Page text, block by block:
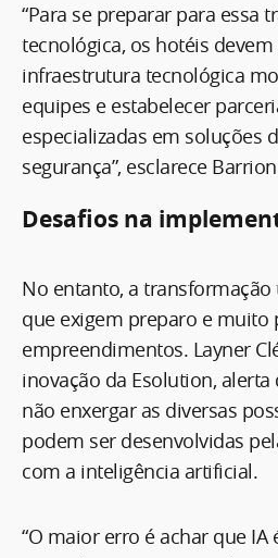
“Para se preparar para essa
tecnológica, os hotéis
infraestrutura tecnológica
equipes e estabelecer
especializadas em soluções
segurança”, esclarece
Desafios na
No entanto, a
que exigem preparo e muito
empreendimentos. Layner
inovação da Esolution,
não enxergar as diversas
podem ser desenvolvidas
com a inteligência artificial.
“O maior erro é achar que IA